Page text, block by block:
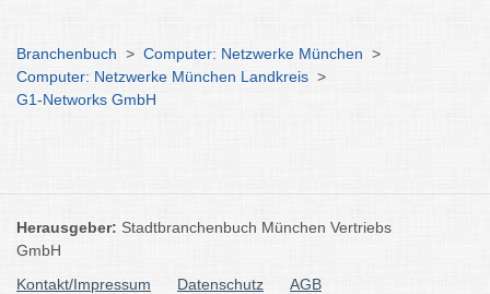
Branchenbuch > Computer: Netzwerke München >
Computer: Netzwerke München Landkreis >
G1-Networks GmbH
Herausgeber: Stadtbranchenbuch München Vertriebs
GmbH
Kontakt/Impressum
Datenschutz AGB